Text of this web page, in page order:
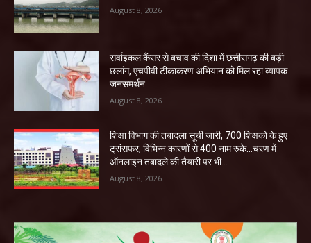
August 8, 2026
सर्वाइकल कैंसर से बचाव की दिशा में छत्तीसगढ़ की बड़ी
छलांग, एचपीवी टीकाकरण अभियान को मिल रहा व्यापक
जनसमर्थन
August 8, 2026
शिक्षा विभाग की तबादला सूची जारी, 700 शिक्षको के हुए
ट्रांसफर, विभिन्न कारणों से 400 नाम रुके…चरण में
ऑनलाइन तबादले की तैयारी पर भी...
August 8, 2026